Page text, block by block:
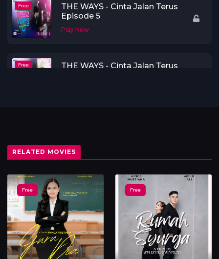
Free
THE WAYS - Cinta Jalan Terus
Episode 5
Play Now
Free
THE WAYS - Cinta Jalan Terus
Play Now
Free
THE WAYS - Cinta Jalan Terus
Episode 8
Play Now
RELATED MOVIES
Free Free